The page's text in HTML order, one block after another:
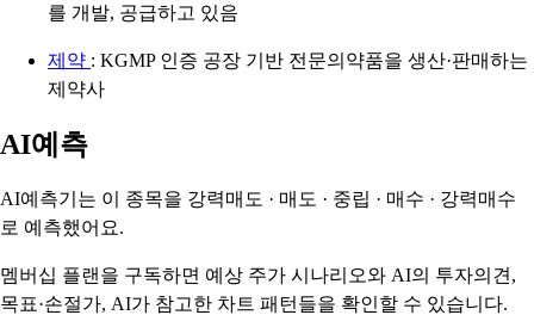
를 개발, 공급하고 있음
제약 : KGMP 인증 공장 기반 전문의약품을 생산·판매하는
제약사
AI예측
AI예측기는 이 종목을 강력매도 · 매도 · 중립 · 매수 · 강력매수
로 예측했어요.
멤버십 플랜을 구독하면 예상 주가 시나리오와 AI의 투자의견,
목표·손절가, AI가 참고한 차트 패턴들을 확인할 수 있습니다.